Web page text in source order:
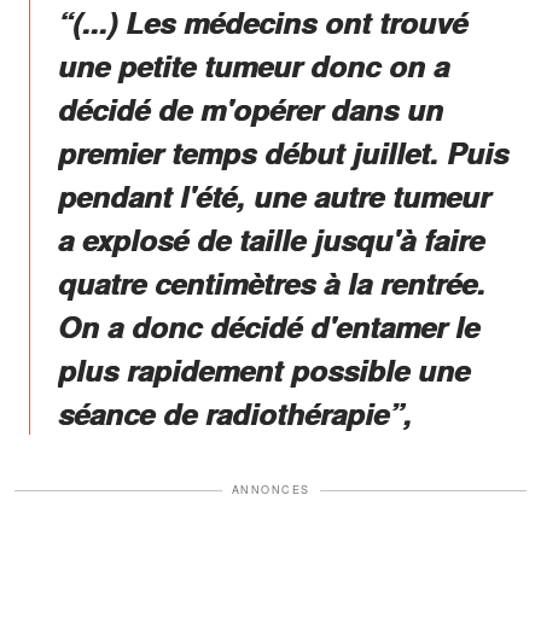
“(...) Les médecins ont trouvé
une petite tumeur donc on a
décidé de m'opérer dans un
premier temps début juillet. Puis
pendant l'été, une autre tumeur
a explosé de taille jusqu'à faire
quatre centimètres à la rentrée.
On a donc décidé d'entamer le
plus rapidement possible une
séance de radiothérapie”,
ANNONCES